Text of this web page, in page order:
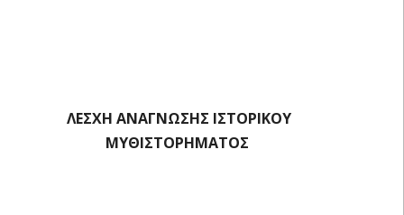
ΛΕΣΧΗ ΑΝΑΓΝΩΣΗΣ ΙΣΤΟΡΙΚΟΥ
ΜΥΘΙΣΤΟΡΗΜΑΤΟΣ